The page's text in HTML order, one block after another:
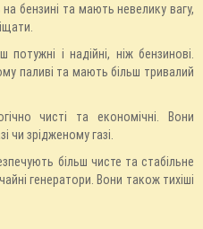
бензині та мають невелику вагу,
потужні і надійні, ніж бензинові.
паливі та мають більш тривалий
чисті та економічні. Вони
чи зрідженому газі.
більш чисте та стабільне
генератори. Вони також тихіші